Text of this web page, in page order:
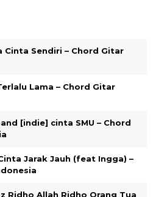
Cinta Sendiri – Chord Gitar
Lama – Chord Gitar
[indie] cinta SMU – Chord
Jarak Jauh (feat Ingga) –
Ridho Allah Ridho Orang Tua